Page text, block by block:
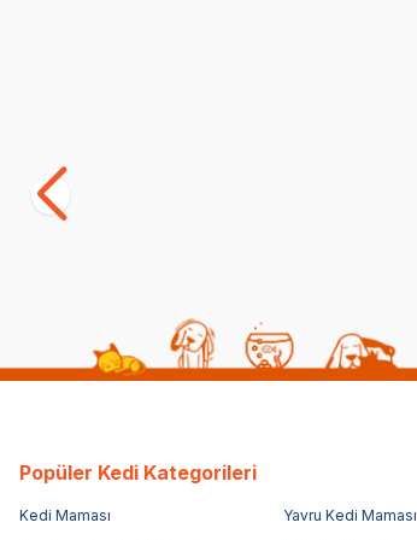
119,70
Popüler Kedi Kategorileri
Kedi Maması Yavru Kedi Maması